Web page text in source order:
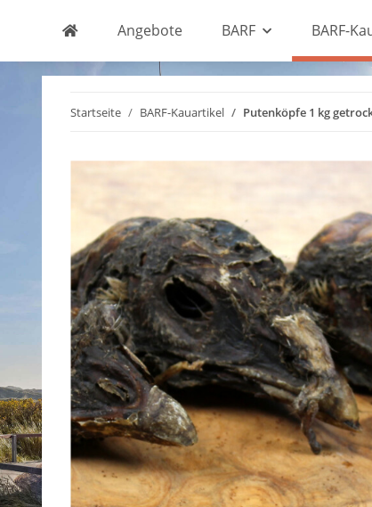
Angebote BARF BARF-
Startseite BARF-Kauartikel Putenköpfe 1 kg